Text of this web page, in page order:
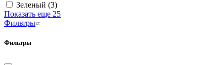
Зеленый (3)
Показать еще 25
Фильтры
Фильтры